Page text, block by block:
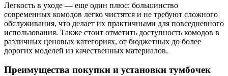
Легкость в уходе — еще один плюс: большинство
современных комодов легко чистятся и не требуют сложного
обслуживания, что делает их практичными для повседневного
использования. Также стоит отметить доступность комодов в
различных ценовых категориях, от бюджетных до более
дорогих моделей из качественных материалов.
Преимущества покупки и установки тумбочек